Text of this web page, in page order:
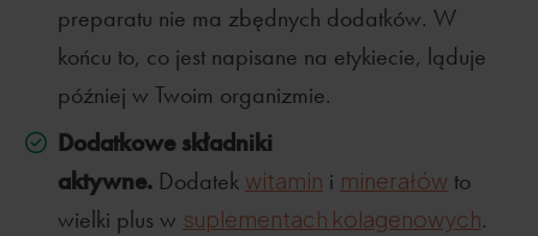
preparatu nie ma zbędnych dodatków. W
końcu to, co jest napisane na etykiecie, ląduje
później w Twoim organizmie.
Dodatkowe składniki
aktywne. Dodatek witamin i minerałów to
wielki plus w suplementach kolagenowych.